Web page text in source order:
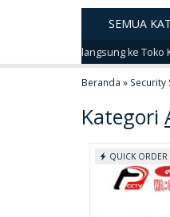
SEMUA
jelas langsung ke Toko Kami
Beranda » Security
Kategori
QUICK ORDER